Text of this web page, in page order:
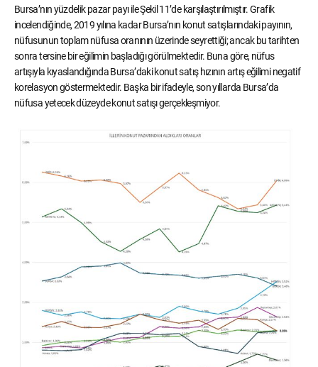
Bursa’nın yüzdelik pazar payı ile Şekil 11’de karşılaştırılmıştır. Grafik
incelendiğinde, 2019 yılına kadar Bursa’nın konut satışlarındaki payının,
nüfusunun toplam nüfusa oranının üzerinde seyrettiği; ancak bu tarihten
sonra tersine bir eğilimin başladığı görülmektedir. Buna göre, nüfus
artışıyla kıyaslandığında Bursa’daki konut satış hızının artış eğilimi negatif
korelasyon göstermektedir. Başka bir ifadeyle, son yıllarda Bursa’da
nüfusa yetecek düzeyde konut satışı gerçekleşmiyor.